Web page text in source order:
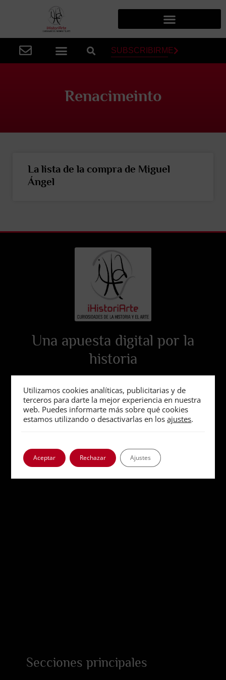
SUBSCRIBIRME
Renacimeinto
La lista de la compra de Miguel
Ángel
Una apuesta digital por la
historia
Secciones principales
Utilizamos cookies analíticas, publicitarias y de
terceros para darte la mejor experiencia en nuestra
web. Puedes informarte más sobre qué cookies
estamos utilizando o desactivarlas en losajustes.
Aceptar Rechazar Ajustes